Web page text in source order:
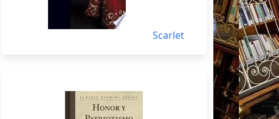
Scarlet